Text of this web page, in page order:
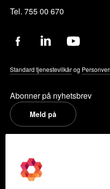
Tel. 755 00 670
Standard tjenestevilkårog
Abonner på nyhetsbrev
Meld på
Om oss
Partneroversikt